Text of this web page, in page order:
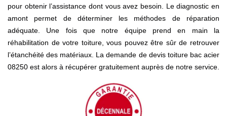
pour obtenir l’assistance dont vous avez besoin. Le diagnostic en
amont permet de déterminer les méthodes de réparation
adéquate. Une fois que notre équipe prend en main la
réhabilitation de votre toiture, vous pouvez être sûr de retrouver
l’étanchéité des matériaux. La demande de devis toiture bac acier
08250 est alors à récupérer gratuitement auprès de notre service.